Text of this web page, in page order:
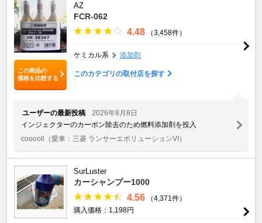
この商品の
価格を比較する
AZ
FCR-062
4.48 （3,458件）
ケミカル系 添加剤
このカテゴリの取付店を探す
ユーザーの最新投稿
2026年8月8日
インジェクターのカーボン除去のため燃料添加剤を投入
cooooll （愛車：三菱 ランサーエボリューションVI）
SurLuster
カーシャンプー1000
4.56
（4,371件）
購入価格：1,198円